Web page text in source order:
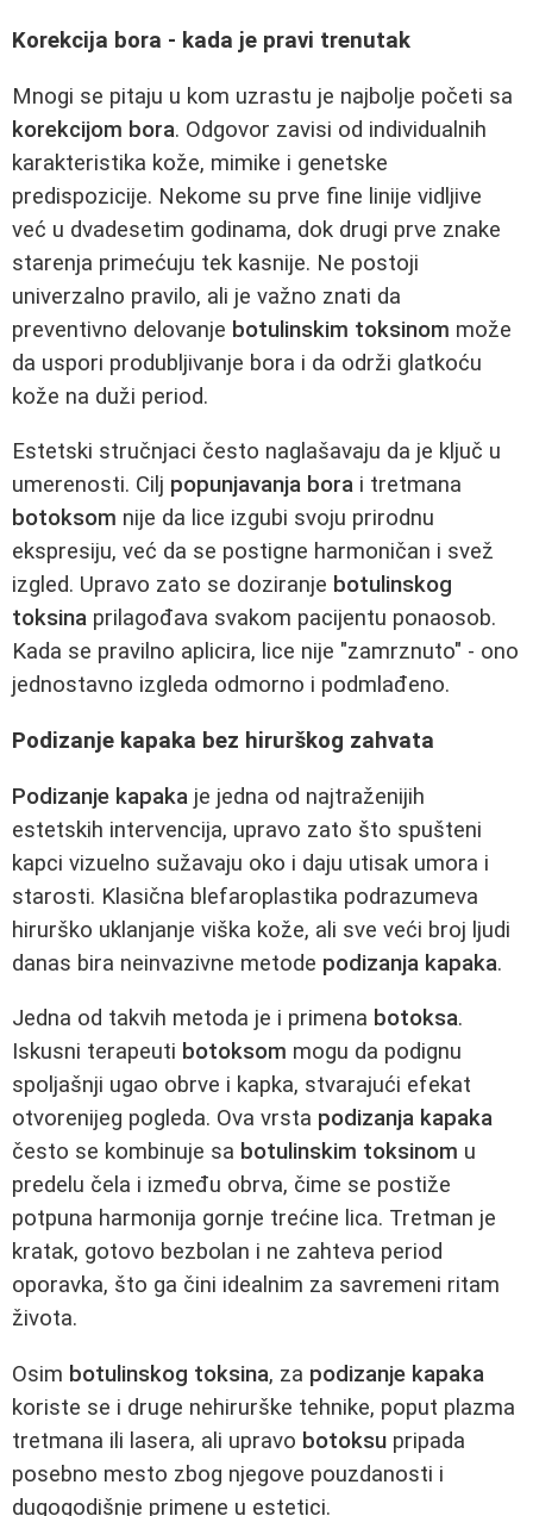
Korekcija bora - kada je pravi trenutak
Mnogi se pitaju u kom uzrastu je najbolje početi sa
korekcijom bora. Odgovor zavisi od individualnih
karakteristika kože, mimike i genetske
predispozicije. Nekome su prve fine linije vidljive
već u dvadesetim godinama, dok drugi prve znake
starenja primećuju tek kasnije. Ne postoji
univerzalno pravilo, ali je važno znati da
preventivno delovanje botulinskim toksinom može
da uspori produbljivanje bora i da održi glatkoću
kože na duži period.
Estetski stručnjaci često naglašavaju da je ključ u
umerenosti. Cilj popunjavanja bora i tretmana
botoksom nije da lice izgubi svoju prirodnu
ekspresiju, već da se postigne harmoničan i svež
izgled. Upravo zato se doziranje botulinskog
toksina prilagođava svakom pacijentu ponaosob.
Kada se pravilno aplicira, lice nije "zamrznuto" - ono
jednostavno izgleda odmorno i podmlađeno.
Podizanje kapaka bez hirurškog zahvata
Podizanje kapaka je jedna od najtraženijih
estetskih intervencija, upravo zato što spušteni
kapci vizuelno sužavaju oko i daju utisak umora i
starosti. Klasična blefaroplastika podrazumeva
hirurško uklanjanje viška kože, ali sve veći broj ljudi
danas bira neinvazivne metode podizanja kapaka.
Jedna od takvih metoda je i primena botoksa.
Iskusni terapeuti botoksom mogu da podignu
spoljašnji ugao obrve i kapka, stvarajući efekat
otvorenijeg pogleda. Ova vrsta podizanja kapaka
često se kombinuje sa botulinskim toksinom u
predelu čela i između obrva, čime se postiže
potpuna harmonija gornje trećine lica. Tretman je
kratak, gotovo bezbolan i ne zahteva period
oporavka, što ga čini idealnim za savremeni ritam
života.
Osim botulinskog toksina, za podizanje kapaka
koriste se i druge nehirurške tehnike, poput plazma
tretmana ili lasera, ali upravo botoksu pripada
posebno mesto zbog njegove pouzdanosti i
dugogodišnje primene u estetici.